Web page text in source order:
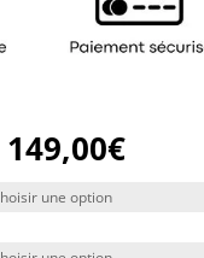
149,00€